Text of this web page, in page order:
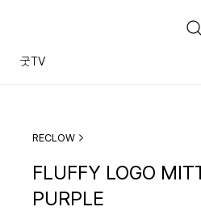
굿TV
RECLOW
FLUFFY LOGO
PURPLE